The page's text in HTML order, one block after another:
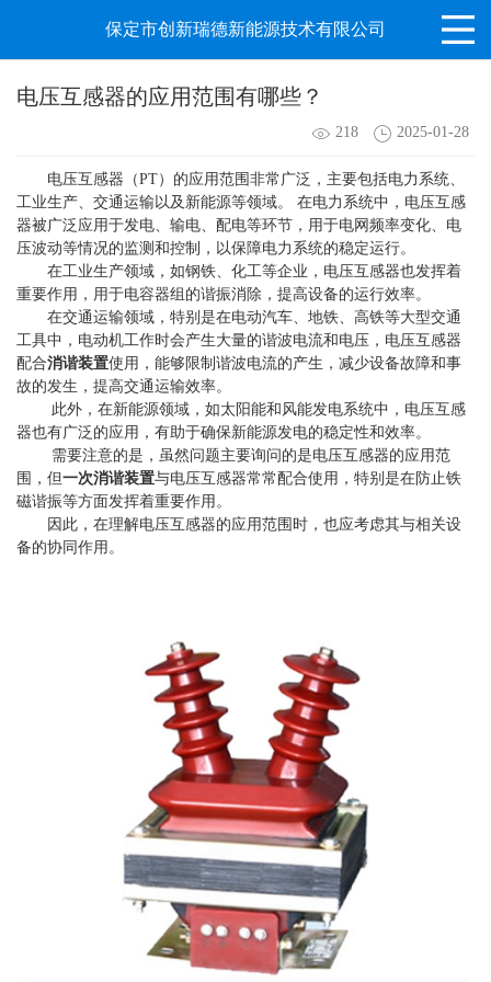
保定市创新瑞德新能源技术有限公司
电压互感器的应用范围有哪些？
218 2025-01-28
‌电压互感器 （PT）的应用范围非常广泛，主要包括电力系统、
工业生产、交通运输以及新能源等领域‌。 在电力系统中，电压互感
器被广泛应用于发电、输电、配电等环节，用于电网频率变化、电
压波动等情况的监测和控制，以保障电力系统的稳定运行‌。
在工业生产领域，如钢铁、化工等企业，电压互感器也发挥着
重要作用，用于电容器组的谐振消除，提高设备的运行效率‌。
在交通运输领域，特别是在电动汽车、地铁、高铁等大型交通
工具中，电动机工作时会产生大量的谐波电流和电压，电压互感器
配合消谐装置使用，能够限制谐波电流的产生，减少设备故障和事
故的发生，提高交通运输效率‌。
此外，在新能源领域，如太阳能和风能发电系统中，电压互感
器也有广泛的应用，有助于确保新能源发电的稳定性和效率‌。
需要注意的是，虽然问题主要询问的是电压互感器的应用范
围，但一次消谐装置与电压互感器常常配合使用，特别是在防止铁
磁谐振等方面发挥着重要作用‌。
因此，在理解电压互感器的应用范围时，也应考虑其与相关设
备的协同作用。